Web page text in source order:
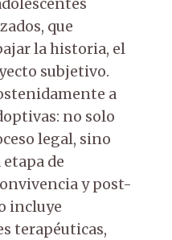
que
la historia, el
subjetivo.
a
no solo
legal, sino
de
y post-
incluye
terapéuticas,